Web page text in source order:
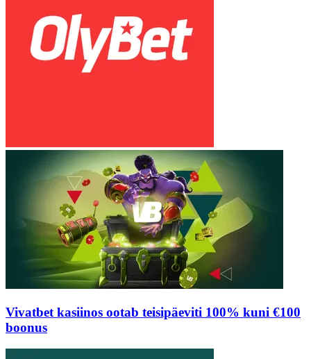
Vivatbet kasiinos ootab teisipäeviti 100% kuni €100
boonus